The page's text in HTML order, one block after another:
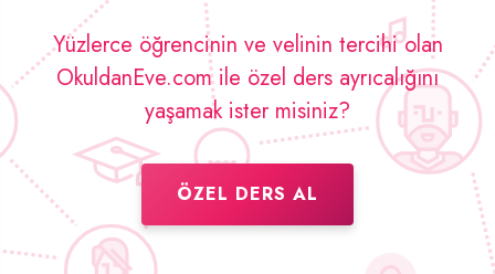
Yüzlerce öğrencinin ve velinin tercihi olan
OkuldanEve.com ile özel ders ayrıcalığını
yaşamak ister misiniz?
ÖZEL DERS AL